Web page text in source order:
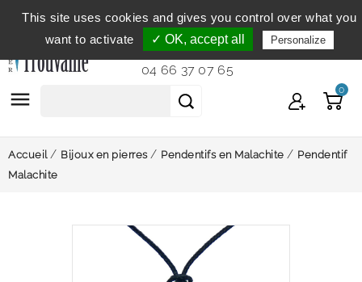
Service clientèle
du lundi au vendredi de 9h à 12h et
de 14h à 18h...
04 66 37 07 65
 0
Accueil Bijoux en pierres Pendentifs en Malachite
Pendentif
Malachite
This site uses cookies and gives you control over what you
want to activate
✓ OK, accept all Personalize